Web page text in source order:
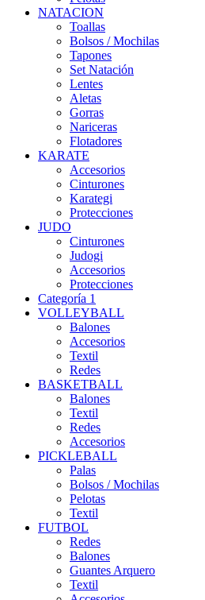
NATACION
Toallas
Bolsos / Mochilas
Tapones
Set Natación
Lentes
Aletas
Gorras
Nariceras
Flotadores
KARATE
Accesorios
Cinturones
Karategi
Protecciones
JUDO
Cinturones
Judogi
Accesorios
Protecciones
Categoría 1
VOLLEYBALL
Balones
Accesorios
Textil
Redes
BASKETBALL
Balones
Textil
Redes
Accesorios
PICKLEBALL
Palas
Bolsos / Mochilas
Pelotas
Textil
FUTBOL
Redes
Balones
Guantes Arquero
Textil